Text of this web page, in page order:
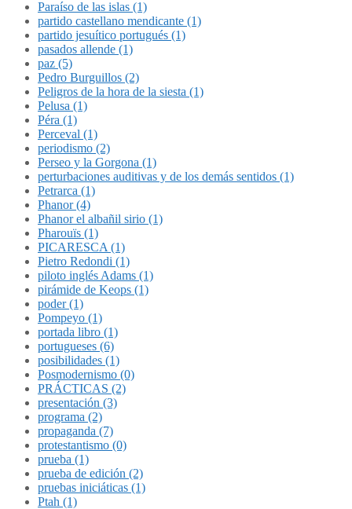
Paraíso de las islas (1)
partido castellano mendicante (1)
partido jesuítico portugués (1)
pasados allende (1)
paz (5)
Pedro Burguillos (2)
Peligros de la hora de la siesta (1)
Pelusa (1)
Péra (1)
Perceval (1)
periodismo (2)
Perseo y la Gorgona (1)
perturbaciones auditivas y de los demás sentidos (1)
Petrarca (1)
Phanor (4)
Phanor el albañil sirio (1)
Pharouïs (1)
PICARESCA (1)
Pietro Redondi (1)
piloto inglés Adams (1)
pirámide de Keops (1)
poder (1)
Pompeyo (1)
portada libro (1)
portugueses (6)
posibilidades (1)
Posmodernismo (0)
PRÁCTICAS (2)
presentación (3)
programa (2)
propaganda (7)
protestantismo (0)
prueba (1)
prueba de edición (2)
pruebas iniciáticas (1)
Ptah (1)